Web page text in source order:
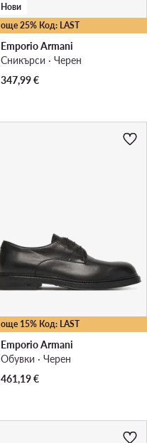
още 25% Код: LAST
Нови
Emporio Armani
Сникърси · Черен
347,99€
още 15% Код: LAST
Emporio Armani
Обувки · Черен
461,19€